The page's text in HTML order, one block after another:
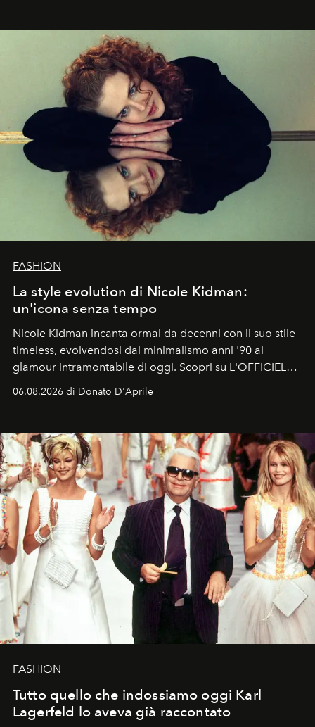
FASHION
La style evolution di Nicole Kidman:
un'icona senza tempo
Nicole Kidman incanta ormai da decenni con il suo stile
timeless, evolvendosi dal minimalismo anni '90 al
glamour intramontabile di oggi. Scopri su L'OFFICIEL
Italia la sua style evolution.
06.08.2026 di Donato D'Aprile
FASHION
Tutto quello che indossiamo oggi Karl
Lagerfeld lo aveva già raccontato